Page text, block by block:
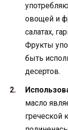
овощей и
салатах,
Фрукты
быть
десертов.
масло
греческой